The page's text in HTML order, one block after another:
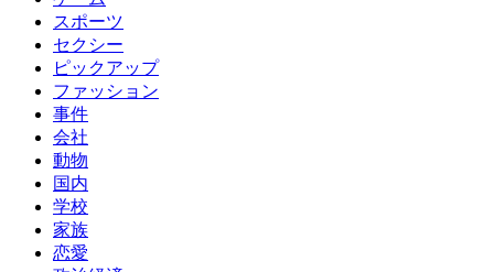
スポーツ
セクシー
ピックアップ
ファッション
事件
会社
動物
国内
学校
家族
恋愛